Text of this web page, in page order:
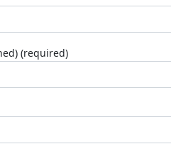
(required)